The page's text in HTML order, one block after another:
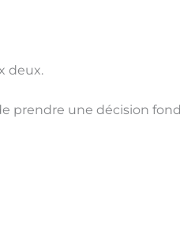
deux.
prendre une décision